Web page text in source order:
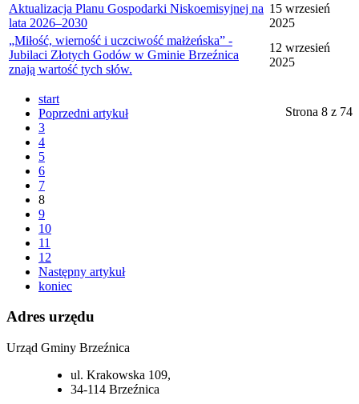
Aktualizacja Planu Gospodarki Niskoemisyjnej na
lata 2026–2030
15 wrzesień
2025
„Miłość, wierność i uczciwość małżeńska” -
Jubilaci Złotych Godów w Gminie Brzeźnica
znają wartość tych słów.
12 wrzesień
2025
Strona 8 z 74
start
Poprzedni artykuł
3
4
5
6
7
8
9
10
11
12
Następny artykuł
koniec
Adres urzędu
Urząd Gminy Brzeźnica
ul. Krakowska 109,
34-114 Brzeźnica